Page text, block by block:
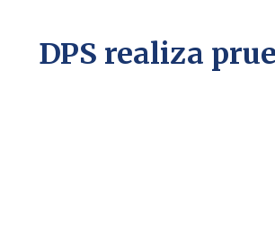
DPS realiza